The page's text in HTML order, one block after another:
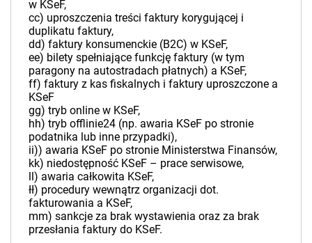
w KSeF,
cc) uproszczenia treści faktury korygującej i
duplikatu faktury,
dd) faktury konsumenckie (B2C) w KSeF,
ee) bilety spełniające funkcję faktury (w tym
paragony na autostradach płatnych) a KSeF,
ff) faktury z kas fiskalnych i faktury uproszczone a
KSeF
gg) tryb online w KSeF,
hh) tryb offlinie24 (np. awaria KSeF po stronie
podatnika lub inne przypadki),
ii)) awaria KSeF po stronie Ministerstwa Finansów,
kk) niedostępność KSeF – prace serwisowe,
ll) awaria całkowita KSeF,
łł) procedury wewnątrz organizacji dot.
fakturowania a KSeF,
mm) sankcje za brak wystawienia oraz za brak
przesłania faktury do KSeF.